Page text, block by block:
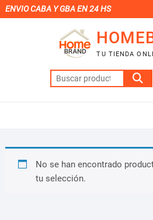
Saltar
al
ENVIO CABA Y GBA EN 24 HS
TU TIENDA
Buscar
por:
No se han encontrado
tu selección.